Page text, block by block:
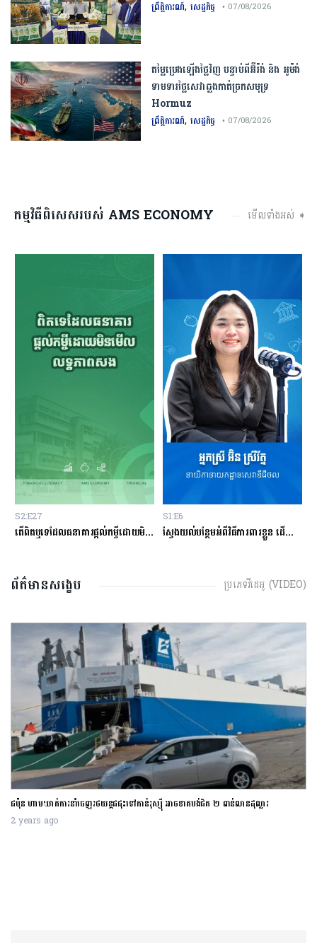
ព្រឹត្តិការណ៍, សេដ្ឋកិច្ច • 07/08/2026
តម្លៃប្រេងឡើងថ្លៃវិញ បន្ទាប់ពីអ៊ីរ៉ង់ និង អូម៉ង់
ទាមទារថ្លៃសេវាឆ្លងកាត់ច្រកសមុទ្រ
Hormuz
ព្រឹត្តិការណ៍, សេដ្ឋកិច្ច • 07/08/2026
កម្មវិធីពិសេសរបស់ AMS ECONOMY មើលទាំងអស់ ➧
S1:E6
ស្វែងយល់បន្ថែមអំពីវិធីការពារខ្លួន ដើម្បីជៀសវាងពីការឆបោកតាមបច្ចេកវិទ្យាហិរញ្ញវត្ថុ!
S1:E1
តើបំណុលសុទ្ធតែអាក្រក់ទាំងអស់?
ព័ត៌មានសង្ខេប ប្រភេទវីដេអូ (VIDEO)
ការដំឡើងអត្រាការប្រាក់របស់ធនាគារកណ្តាលអាម៉េរិកកំពុងជះឥទ្ធិពលអាក្រក់ដល់ប្រទេសមាន
ចំណូលទាប